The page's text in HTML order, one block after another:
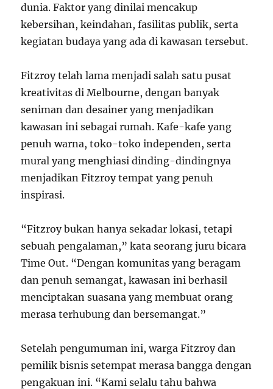
dunia. Faktor yang dinilai mencakup
kebersihan, keindahan, fasilitas publik, serta
kegiatan budaya yang ada di kawasan tersebut.
Fitzroy telah lama menjadi salah satu pusat
kreativitas di Melbourne, dengan banyak
seniman dan desainer yang menjadikan
kawasan ini sebagai rumah. Kafe-kafe yang
penuh warna, toko-toko independen, serta
mural yang menghiasi dinding-dindingnya
menjadikan Fitzroy tempat yang penuh
inspirasi.
“Fitzroy bukan hanya sekadar lokasi, tetapi
sebuah pengalaman,” kata seorang juru bicara
Time Out. “Dengan komunitas yang beragam
dan penuh semangat, kawasan ini berhasil
menciptakan suasana yang membuat orang
merasa terhubung dan bersemangat.”
Setelah pengumuman ini, warga Fitzroy dan
pemilik bisnis setempat merasa bangga dengan
pengakuan ini. “Kami selalu tahu bahwa